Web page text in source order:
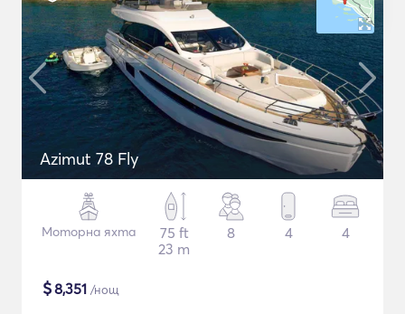
Azimut 78 Fly
Моторна яхта
75 ft
23 m
8 4 4
$8,351 /нощ